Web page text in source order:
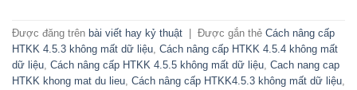
Được đăng trên bài viết hay kỷ thuật Được gắn thẻ Cách nâng cấp
HTKK 4.5.3 không mất dữ liệu, Cách nâng cấp HTKK 4.5.4 không mất
dữ liệu, Cách nâng cấp HTKK 4.5.5 không mất dữ liệu, Cach nang cap
HTKK khong mat du lieu, Cách nâng cấp HTKK4.5.3 không mất dữ liệu,